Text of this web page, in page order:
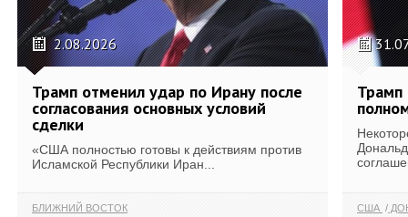
2.08.2026
Трамп отменил удар по Ирану после
согласования основных условий
сделки
«США полностью готовы к действиям против
Исламской Республики Иран...
БЛИЖНИЙ ВОСТОК
Трамп
США